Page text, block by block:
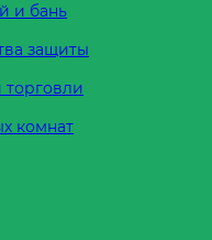
и бань
защиты
комнат